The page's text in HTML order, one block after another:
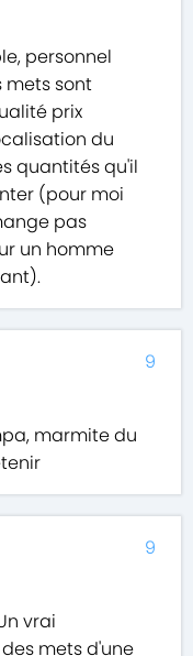
personnel
mets sont
prix
du
quantités qu'il
(pour moi
pas
un homme
marmite du
9
vrai
mets d'une
9